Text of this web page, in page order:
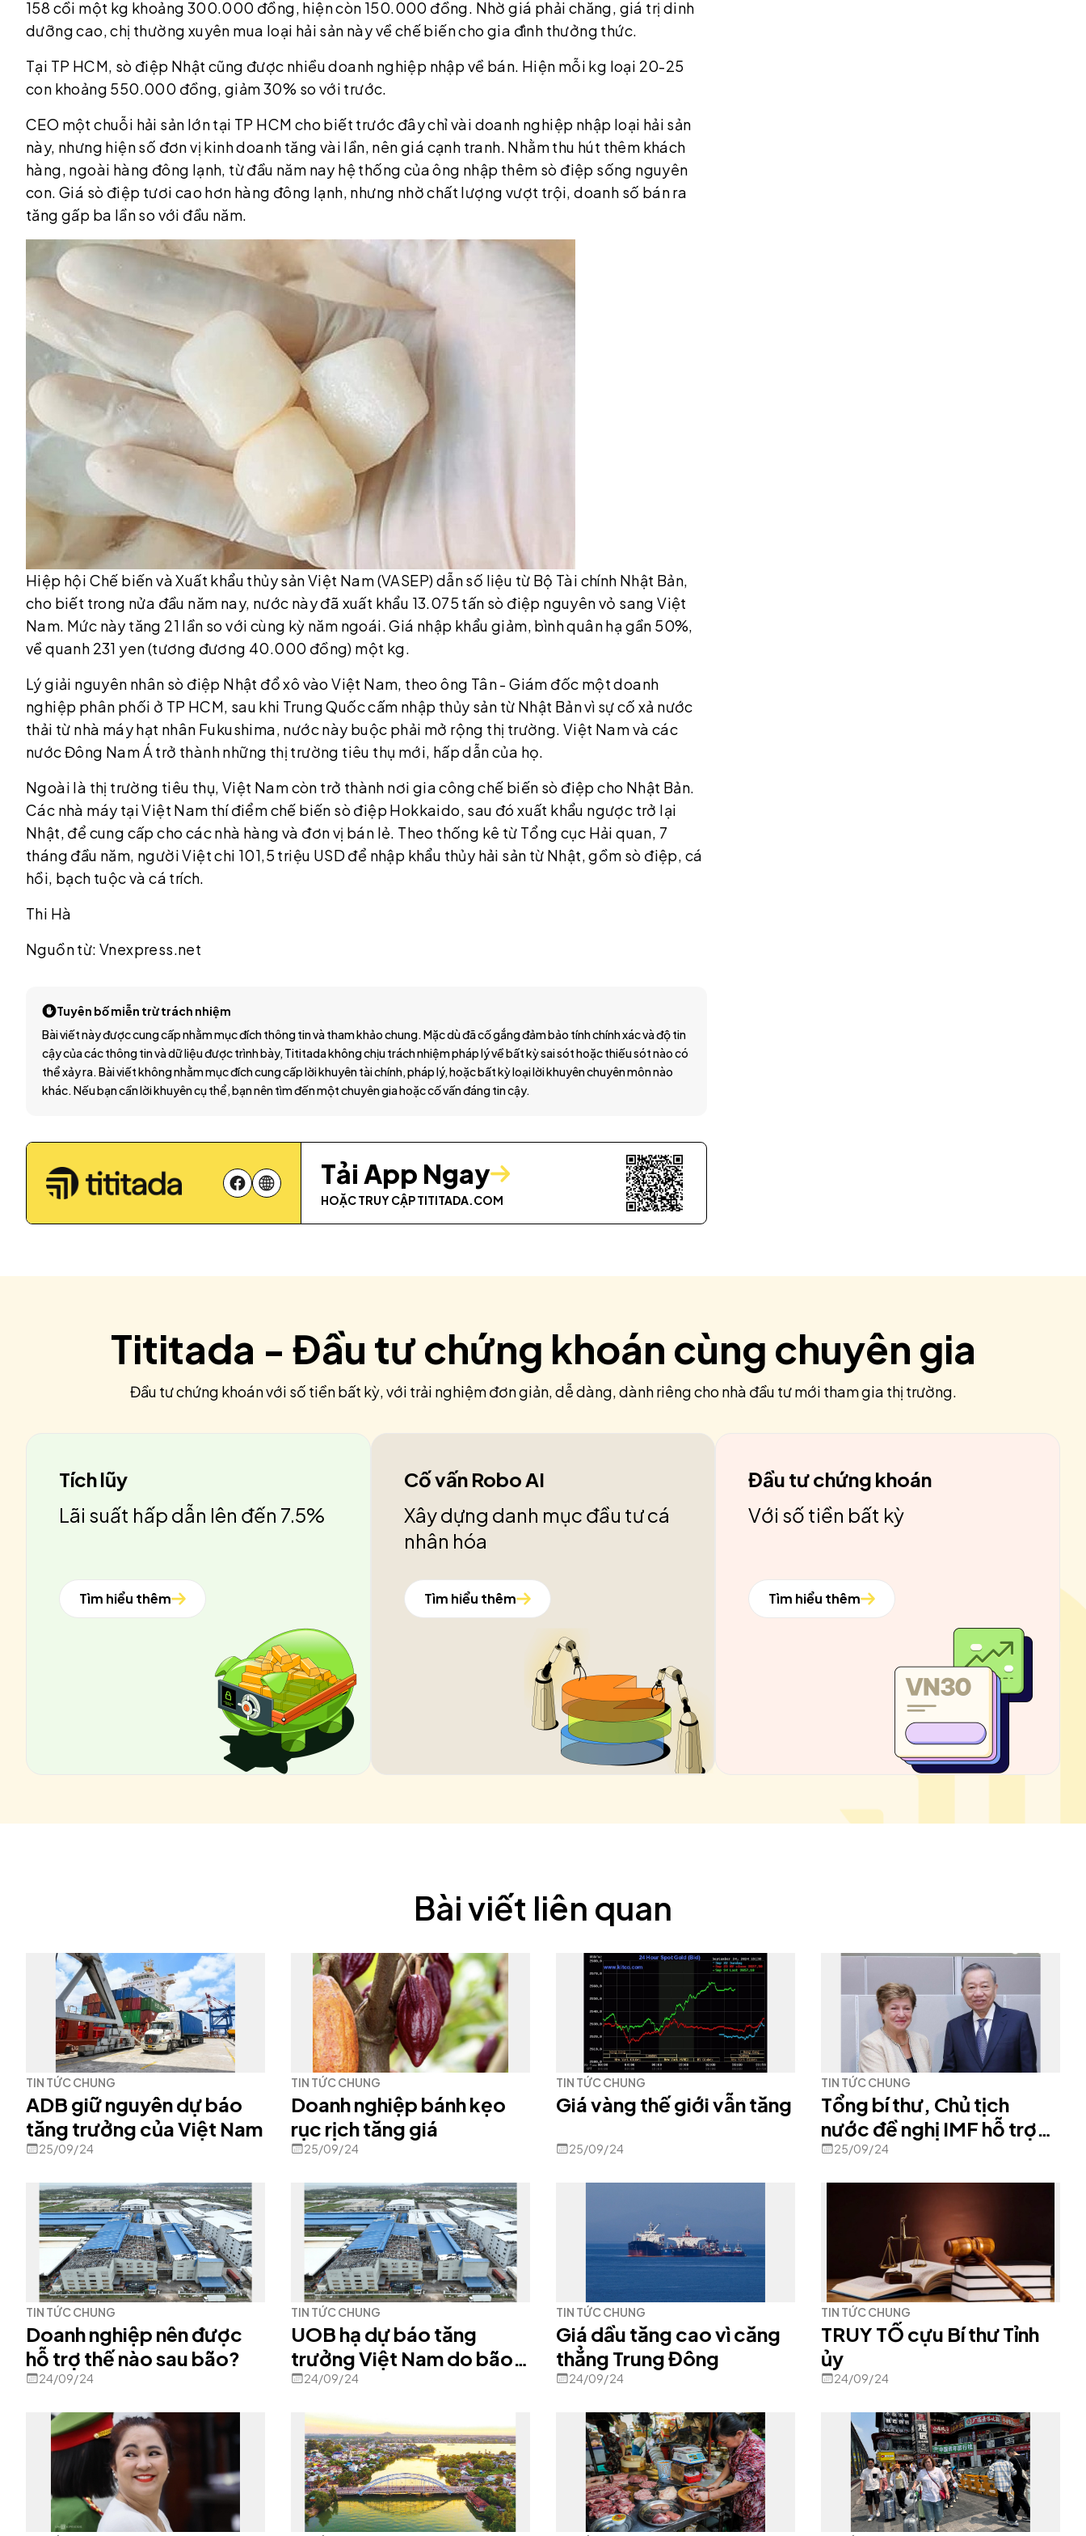
158 cồi một kg khoảng 300.000 đồng, hiện còn 150.000 đồng. Nhờ giá phải chăng, giá trị dinh
dưỡng cao, chị thường xuyên mua loại hải sản này về chế biến cho gia đình thưởng thức.
Tại TP HCM, sò điệp Nhật cũng được nhiều doanh nghiệp nhập về bán. Hiện mỗi kg loại 20-25
con khoảng 550.000 đồng, giảm 30% so với trước.
CEO một chuỗi hải sản lớn tại TP HCM cho biết trước đây chỉ vài doanh nghiệp nhập loại hải sản
này, nhưng hiện số đơn vị kinh doanh tăng vài lần, nên giá cạnh tranh. Nhằm thu hút thêm khách
hàng, ngoài hàng đông lạnh, từ đầu năm nay hệ thống của ông nhập thêm sò điệp sống nguyên
con. Giá sò điệp tươi cao hơn hàng đông lạnh, nhưng nhờ chất lượng vượt trội, doanh số bán ra
tăng gấp ba lần so với đầu năm.
Hiệp hội Chế biến và Xuất khẩu thủy sản Việt Nam (VASEP) dẫn số liệu từ Bộ Tài chính Nhật Bản,
cho biết trong nửa đầu năm nay, nước này đã xuất khẩu 13.075 tấn sò điệp nguyên vỏ sang Việt
Nam. Mức này tăng 21 lần so với cùng kỳ năm ngoái. Giá nhập khẩu giảm, bình quân hạ gần 50%,
về quanh 231 yen (tương đương 40.000 đồng) một kg.
Lý giải nguyên nhân sò điệp Nhật đổ xô vào Việt Nam, theo ông Tân - Giám đốc một doanh
nghiệp phân phối ở TP HCM, sau khi Trung Quốc cấm nhập thủy sản từ Nhật Bản vì sự cố xả nước
thải từ nhà máy hạt nhân Fukushima, nước này buộc phải mở rộng thị trường. Việt Nam và các
nước Đông Nam Á trở thành những thị trường tiêu thụ mới, hấp dẫn của họ.
Ngoài là thị trường tiêu thụ, Việt Nam còn trở thành nơi gia công chế biến sò điệp cho Nhật Bản.
Các nhà máy tại Việt Nam thí điểm chế biến sò điệp Hokkaido, sau đó xuất khẩu ngược trở lại
Nhật, để cung cấp cho các nhà hàng và đơn vị bán lẻ. Theo thống kê từ Tổng cục Hải quan, 7
tháng đầu năm, người Việt chi 101,5 triệu USD để nhập khẩu thủy hải sản từ Nhật, gồm sò điệp, cá
hồi, bạch tuộc và cá trích.
Thi Hà
Nguồn từ: Vnexpress.net
Tuyên bố miễn trừ trách nhiệm
Bài viết này được cung cấp nhằm mục đích thông tin và tham khảo chung. Mặc dù đã cố gắng đảm bảo tính chính xác và độ tin
cậy của các thông tin và dữ liệu được trình bày, Tititada không chịu trách nhiệm pháp lý về bất kỳ sai sót hoặc thiếu sót nào có
thể xảy ra. Bài viết không nhằm mục đích cung cấp lời khuyên tài chính, pháp lý, hoặc bất kỳ loại lời khuyên chuyên môn nào
khác. Nếu bạn cần lời khuyên cụ thể, bạn nên tìm đến một chuyên gia hoặc cố vấn đáng tin cậy.
Tải App Ngay
HOẶC TRUY CẬPTITITADA.COM
Tititada - Đầu tư chứng khoán cùng chuyên gia
Đầu tư chứng khoán với số tiền bất kỳ, với trải nghiệm đơn giản, dễ dàng, dành riêng cho nhà đầu tư mới tham gia thị trường.
Tích lũy
Lãi suất hấp dẫn lên đến 7.5%
Tìm hiểu thêm
Cố vấn Robo AI
Xây dựng danh mục đầu tư cá
nhân hóa
Tìm hiểu thêm
Đầu tư chứng khoán
Với số tiền bất kỳ
Tìm hiểu thêm
Bài viết liên quan
TIN TỨC CHUNG
ADB giữ nguyên dự báo
tăng trưởng của Việt Nam
25/09/24
TIN TỨC CHUNG
Doanh nghiệp bánh kẹo
rục rịch tăng giá
25/09/24
TIN TỨC CHUNG
Giá vàng thế giới vẫn tăng
25/09/24
TIN TỨC CHUNG
Tổng bí thư, Chủ tịch
nước đề nghị IMF hỗ trợ
Việt Nam tái cơ cấu kinh
tế
25/09/24
TIN TỨC CHUNG
Doanh nghiệp nên được
hỗ trợ thế nào sau bão?
24/09/24
TIN TỨC CHUNG
UOB hạ dự báo tăng
trưởng Việt Nam do bão
Yagi
24/09/24
TIN TỨC CHUNG
Giá dầu tăng cao vì căng
thẳng Trung Đông
24/09/24
TIN TỨC CHUNG
TRUY TỐ cựu Bí thư Tỉnh
ủy
24/09/24